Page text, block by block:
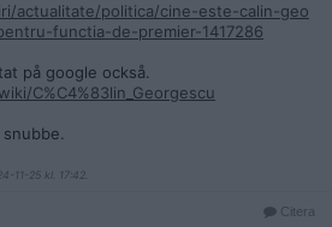
actualitate/politica/cine-este-calin-geo
functia-de-premier-1417286
på google också.
C%C4%83lin_Georgescu
11-25 kl. 17:42.
Citera